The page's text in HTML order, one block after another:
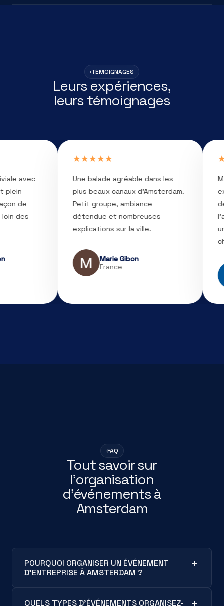
TÉMOIGNAGES
Leurs expériences,
leurs témoignages
Une balade agréable dans les
plus beaux canaux d'Amsterdam.
Petit groupe, ambiance
détendue et nombreuses
explications sur la ville.
Marie Gibon
France
Marcel était
exceptionnel.
découvert
l'architecture
une ambiance
Esthel
FAQ
Tout savoir sur
l'organisation
d'événements à
Amsterdam
POURQUOI ORGANISER UN ÉVÉNEMENT
D'ENTREPRISE À AMSTERDAM ?
Amsterdam offre un cadre idéal pour les
séminaires, congrès, voyages d'entreprise et
QUELS TYPES D'ÉVÉNEMENTS ORGANISEZ-